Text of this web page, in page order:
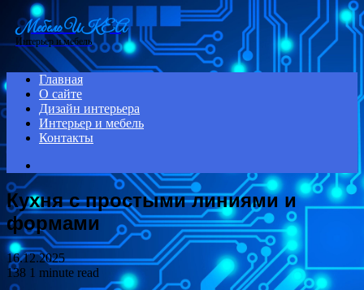
Menu
Мебель ИКЕА
Интерьер и мебель
Главная
О сайте
Дизайн интерьера
Интерьер и мебель
Контакты
for
Кухня с простыми линиями и
формами
16.12.2025
138 1 minute read